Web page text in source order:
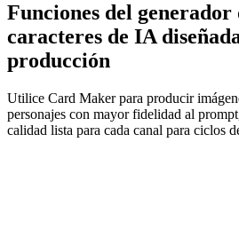
Funciones del generador
caracteres de IA
producción
Utilice Card Maker para producir
personajes con mayor fidelidad al
calidad lista para cada canal para ciclos